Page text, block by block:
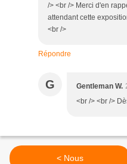
/> <br /> Merci d'en
attendant cette
<br />
Répondre
G Gentleman W.
<br /> <br />
< Nous